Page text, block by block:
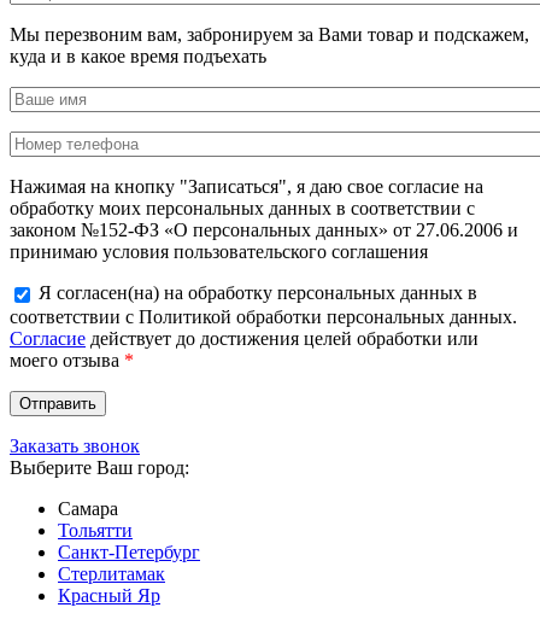
Мы перезвоним вам, забронируем за Вами товар и подскажем,
куда и в какое время подъехать
Нажимая на кнопку "Записаться", я даю свое согласие на
обработку моих персональных данных в соответствии с
законом №152-ФЗ «О персональных данных» от 27.06.2006 и
принимаю условия пользовательского соглашения
Я согласен(на) на обработку персональных данных в
соответствии с Политикой обработки персональных данных.
Согласие действует до достижения целей обработки или
моего отзыва *
Заказать звонок
Выберите Ваш город:
Самара
Тольятти
Санкт-Петербург
Стерлитамак
Красный Яр